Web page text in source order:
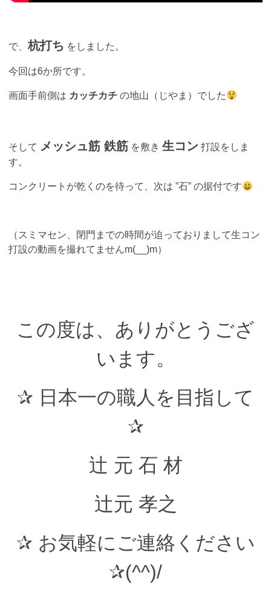
で、 杭打ち をしました。
今回は6か所です。
画面手前側は カッチカチ の地山（じやま）でした
そして メッシュ筋 鉄筋 を敷き 生コン 打設をしま
す。
コンクリートが乾くのを待って、次は ”石” の据付です
（スミマセン、閉門までの時間が迫っておりまして生コン
打設の動画を撮れてませんm(__)m）
この度は、ありがとうござ
います。
✰ 日本一の職人を目指して
✰
辻 元 石 材
辻元 孝之
✰ お気軽にご連絡ください
✰(^^)/